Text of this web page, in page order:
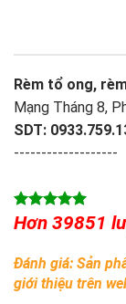
Rèm tổ ong,
Mạng Tháng 8,
SDT:
-------------------
Hơn 39851
Đánh giá: Sản
giới thiệu trên